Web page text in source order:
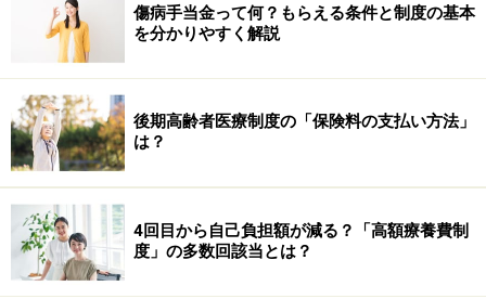
＊これらの取組にかかった費用（例えば予防接種代な
ど）そのものは、メディケーション税制で費用には含ま
・上記の健診などを受ける人がセルフメディケーション
税制の対象となるスイッチOTC医薬品商品を購入する。
＊スイッチOTC医薬品対象商品には以下のマークがあり
ます。
傷病手当金って何？もらえる条件と制度の基本
を分かりやすく解説
後期高齢者医療制度の「保険料の支払い方法」
は？
4回目から自己負担額が減る？「高額療養費制
度」の多数回該当とは？